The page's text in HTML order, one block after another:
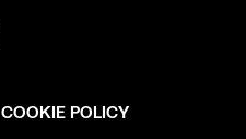
COOKIE POLICY